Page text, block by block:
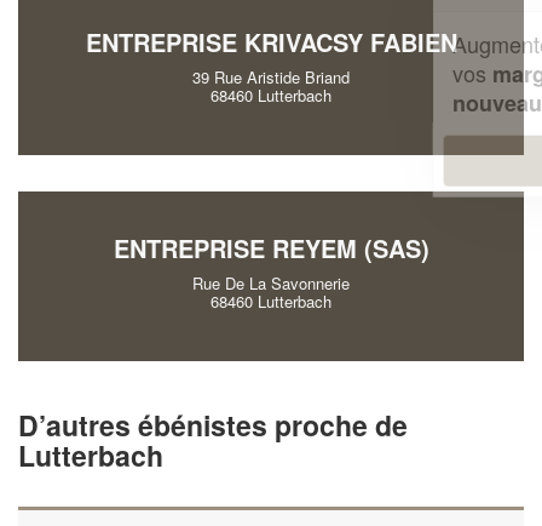
ENTREPRISE KRIVACSY FABIEN
39 Rue Aristide Briand
68460 Lutterbach
ENTREPRISE REYEM (SAS)
Rue De La Savonnerie
68460 Lutterbach
D’autres ébénistes proche de
Lutterbach
Augmentez votrechiffre d'affaireset
vosmargestout en gagnant de
nouveaux clients
En savoir plus